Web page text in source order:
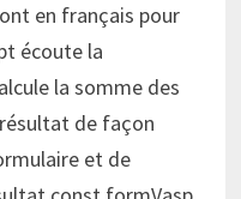
en français pour
écoute la
la somme des
de façon
et de